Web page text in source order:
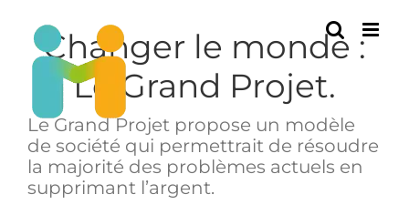
contenuChanger le monde :
Le Grand Projet.
Le Grand Projet propose un modèle
de société qui permettrait de résoudre
la majorité des problèmes actuels en
supprimant l’argent.